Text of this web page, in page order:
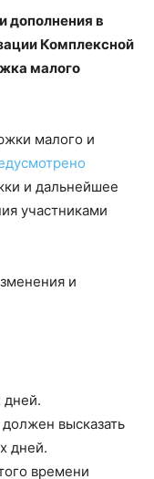
дополнения в
Комплексной
малого
малого и
и дальнейшее
участниками
и
дней.
высказать
дней.
времени